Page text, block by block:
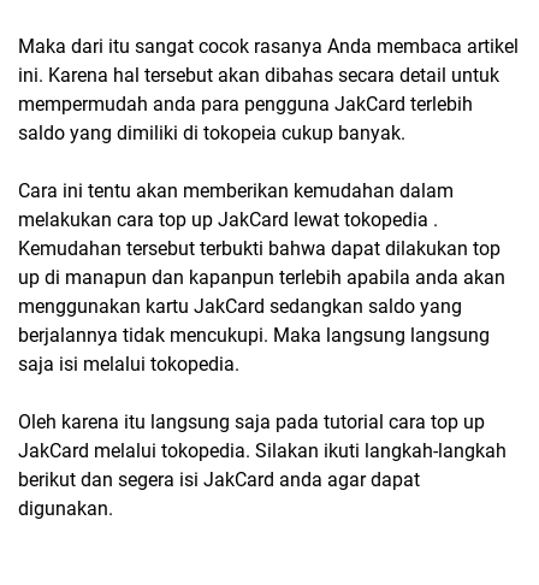
Maka dari itu sangat cocok rasanya Anda membaca artikel
ini. Karena hal tersebut akan dibahas secara detail untuk
mempermudah anda para pengguna JakCard terlebih
saldo yang dimiliki di tokopeia cukup banyak.
Cara ini tentu akan memberikan kemudahan dalam
melakukan cara top up JakCard lewat tokopedia .
Kemudahan tersebut terbukti bahwa dapat dilakukan top
up di manapun dan kapanpun terlebih apabila anda akan
menggunakan kartu JakCard sedangkan saldo yang
berjalannya tidak mencukupi. Maka langsung langsung
saja isi melalui tokopedia.
Oleh karena itu langsung saja pada tutorial cara top up
JakCard melalui tokopedia. Silakan ikuti langkah-langkah
berikut dan segera isi JakCard anda agar dapat
digunakan.